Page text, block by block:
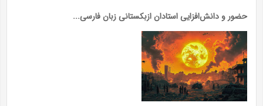
حضور و دانش‌افزایی استادان ازبکستانی زبان فارسی...